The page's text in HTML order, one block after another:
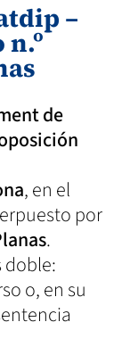
–
de
, en el
por
.
doble:
o, en su